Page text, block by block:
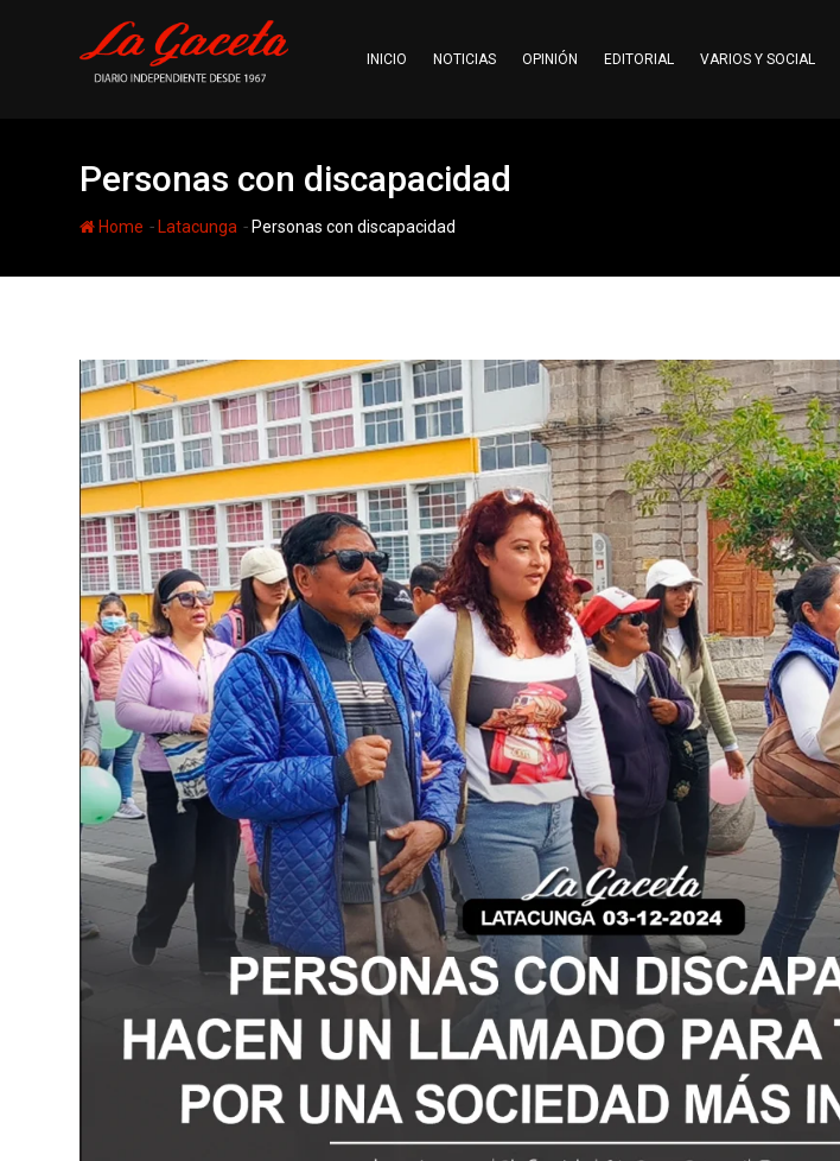
INICIO NOTICIAS OPINIÓN EDITORIAL VARIOS Y SOCIAL
Personas con discapacidad
Home - Latacunga - Personas con discapacidad